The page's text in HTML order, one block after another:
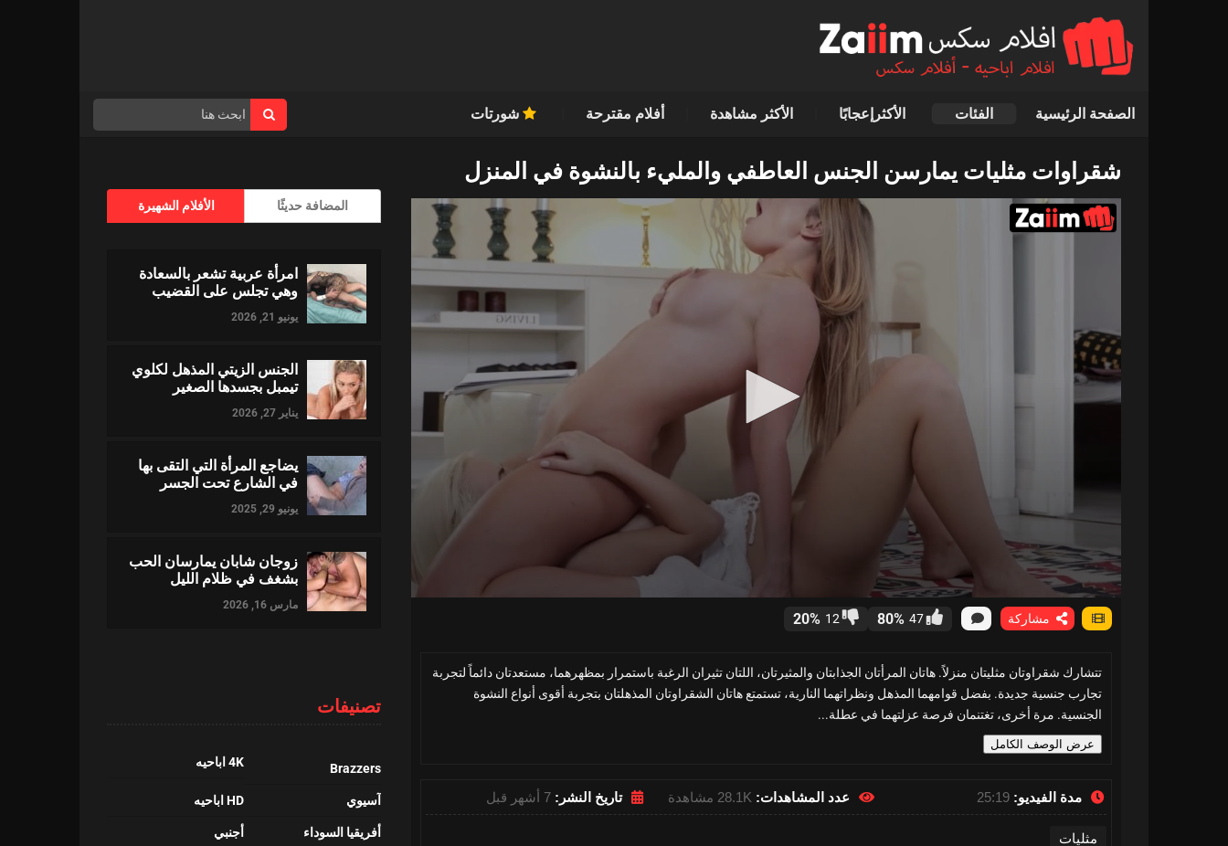
الصفحة الرئيسية الفئات الأكثرإعجابًا الأكثر مشاهدة أفلام مقترحة شورتات
شقراوات مثليات يمارسن الجنس العاطفي والمليء بالنشوة في المنزل
Volume
مشاركة 47
80%
12
20%
تتشارك شقراوتان مثليتان منزلاً. هاتان المرأتان الجذابتان والمثيرتان، اللتان تثيران الرغبة باستمرار بمظهرهما، مستعدتان دائماً لتجربة
تجارب جنسية جديدة. بفضل قوامهما المذهل ونظراتهما النارية، تستمتع هاتان الشقراوتان المذهلتان بتجربة أقوى أنواع النشوة
الجنسية. مرة أخرى، تغتنمان فرصة عزلتهما في عطلة...
عرض الوصف الكامل
مدة الفيديو: 25:19 عدد المشاهدات: 28.1K مشاهدة تاريخ النشر: 7 أشهر قبل
مثليات
الأفلام الشهيرة المضافة حديثًا
امرأة عربية تشعر بالسعادة
وهي تجلس على القضيب
يونيو 21, 2026
الجنس الزيتي المذهل لكلوي
تيمبل بجسدها الصغير
يناير 27, 2026
يضاجع المرأة التي التقى بها
في الشارع تحت الجسر
يونيو 29, 2025
زوجان شابان يمارسان الحب
بشغف في ظلام الليل
مارس 16, 2026
تصنيفات
4K اباحيه Brazzers
HD اباحيه آسيوي
أجنبي أفريقيا السوداء